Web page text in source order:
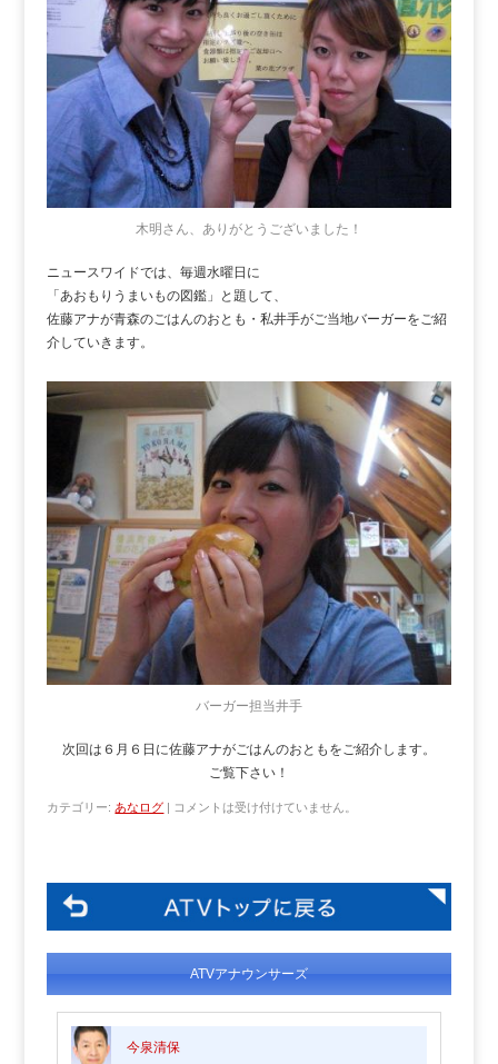
木明さん、ありがとうございました！
ニュースワイドでは、毎週水曜日に
「あおもりうまいもの図鑑」と題して、
佐藤アナが青森のごはんのおとも・私井手がご当地バーガーをご紹
介していきます。
バーガー担当井手
次回は６月６日に佐藤アナがごはんのおともをご紹介します。
ご覧下さい！
カテゴリー: あなログ | コメントは受け付けていません。
ATVアナウンサーズ
今泉清保